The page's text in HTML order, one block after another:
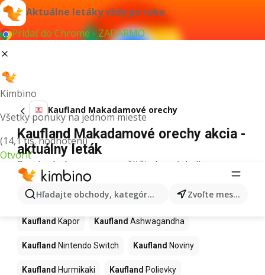
Aktuálne letáky vždy po ruke
Pridať do Chrome - ZADARMO
Kimbino
Všetky ponuky na jednom mieste
(14,1 tis. hodnotení)
Otvoriť
Hľadajte obchody, kategórie, produkty... Zvoľte mesto
Kaufland Makadamové orechy
Kaufland Makadamové orechy akcia -
aktuálny leták
Pre daný výraz sme nenašli žiadne výsledky.
Ďalšie produkty v obchodoch
Kaufland
Kaufland Kapor Kaufland Ashwagandha
Kaufland Nintendo Switch Kaufland Noviny
Kaufland Hurmikaki Kaufland Polievky